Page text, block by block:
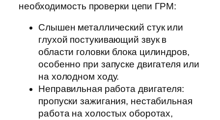
необходимость проверки цепи ГРМ:
Слышен металлический стук или
глухой постукивающий звук в
области головки блока цилиндров,
особенно при запуске двигателя или
на холодном ходу.
Неправильная работа двигателя:
пропуски зажигания, нестабильная
работа на холостых оборотах,